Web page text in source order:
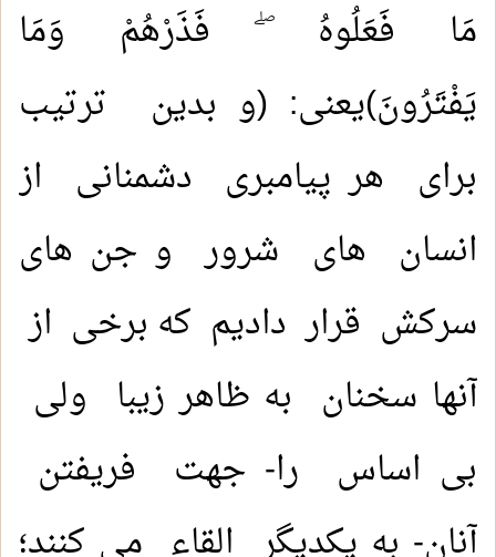
مَا فَعَلُوهُ ۖ فَذَرْهُمْ وَمَا
يَفْتَرُونَ)یعنی: (و بدین ترتیب
برای هر پیامبری دشمنانی از
انسان های شرور و جن های
سرکش قرار دادیم که برخی از
آنها سخنان به ظاهر زیبا ولی
بی اساس را- جهت فریفتن